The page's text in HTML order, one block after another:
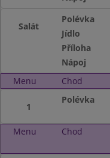
Salát
Polévka
Jídlo
Příloha
Nápoj
Menu
Chod
1
Polévka
Menu Chod